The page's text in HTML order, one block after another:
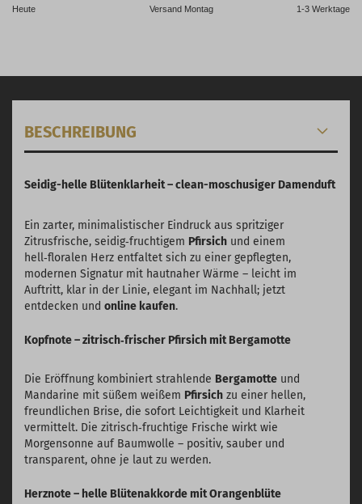
Heute
Versand Montag
1-3 Werktage
BESCHREIBUNG
Seidig-helle Blütenklarheit – clean-moschusiger Damenduft
Ein zarter, minimalistischer Eindruck aus spritziger
Zitrusfrische, seidig‑fruchtigem Pfirsich und einem
hell‑floralen Herz entfaltet sich zu einer gepflegten,
modernen Signatur mit hautnaher Wärme – leicht im
Auftritt, klar in der Linie, elegant im Nachhall; jetzt
entdecken und online kaufen.
Kopfnote – zitrisch‑frischer Pfirsich mit Bergamotte
Die Eröffnung kombiniert strahlende Bergamotte und
Mandarine mit süßem weißem Pfirsich zu einer hellen,
freundlichen Brise, die sofort Leichtigkeit und Klarheit
vermittelt. Die zitrisch‑fruchtige Frische wirkt wie
Morgensonne auf Baumwolle – positiv, sauber und
transparent, ohne je laut zu werden.
Herznote – helle Blütenakkorde mit Orangenblüte